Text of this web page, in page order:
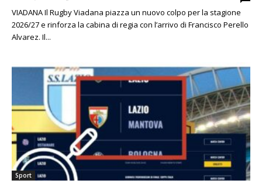
VIADANA Il Rugby Viadana piazza un nuovo colpo per la stagione
2026/27 e rinforza la cabina di regia con l’arrivo di Francisco Perello
Alvarez. Il...
Sport